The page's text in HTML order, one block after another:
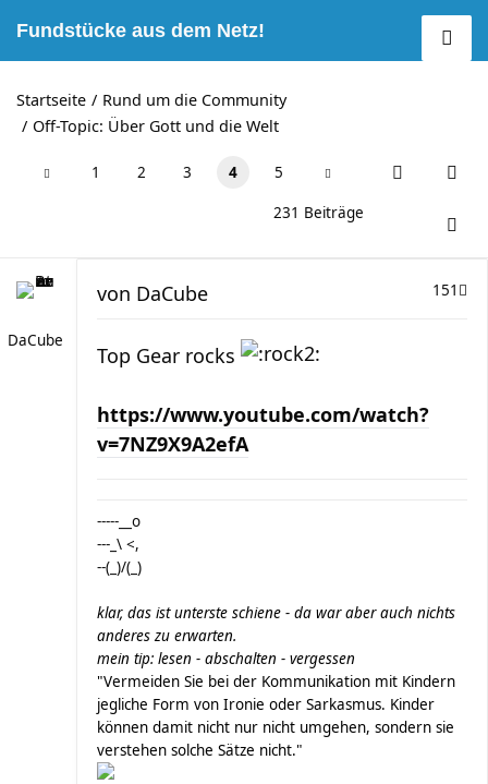
Fundstücke aus dem Netz!
Startseite
Rund um die Community
Off-Topic: Über Gott und die Welt
1 2 3 4 5
231 Beiträge
DaCube
151
von DaCube
Top Gear rocks
https://www.youtube.com/watch?
v=7NZ9X9A2efA
-----__o
---_\ <,
--(_)/(_)
klar, das ist unterste schiene - da war aber auch nichts
anderes zu erwarten.
mein tip: lesen - abschalten - vergessen
"Vermeiden Sie bei der Kommunikation mit Kindern
jegliche Form von Ironie oder Sarkasmus. Kinder
können damit nicht nur nicht umgehen, sondern sie
verstehen solche Sätze nicht."